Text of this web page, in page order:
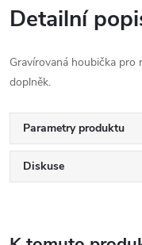
Detailní
Gravírovaná houbička
doplněk.
Parametry produktu
Diskuse